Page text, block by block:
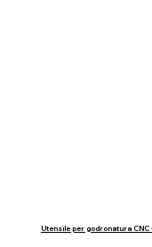
Utensile per godronatura CNC